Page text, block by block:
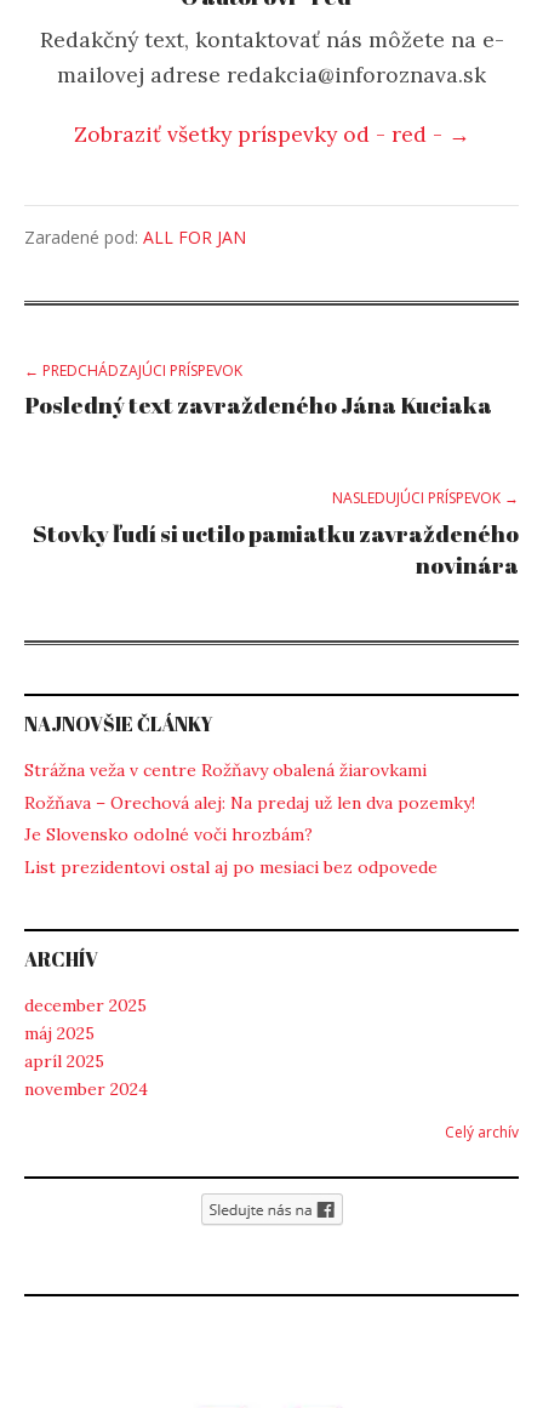
Redakčný text, kontaktovať nás môžete na e-
mailovej adrese redakcia@inforoznava.sk
Zobraziť všetky príspevky od - red - →
Zaradené pod: ALL FOR JAN
Post
← PREDCHÁDZAJÚCI PRÍSPEVOK
Posledný text zavraždeného Jána Kuciaka
NASLEDUJÚCI PRÍSPEVOK →
Stovky ľudí si uctilo pamiatku zavraždeného
novinára
NAJNOVŠIE ČLÁNKY
Strážna veža v centre Rožňavy obalená žiarovkami
Rožňava – Orechová alej: Na predaj už len dva pozemky!
Je Slovensko odolné voči hrozbám?
List prezidentovi ostal aj po mesiaci bez odpovede
ARCHÍV
december 2025
máj 2025
apríl 2025
november 2024
Celý archív